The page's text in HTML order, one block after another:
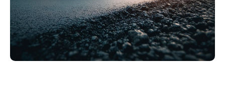
Создание корпоративных фондов
СУ НТД «Техэксперт»
Контроль оборота НД
Система цифровых кабинетов